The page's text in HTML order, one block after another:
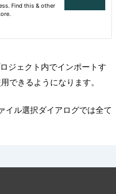
ジェクト内でインポートす
できるようになります。
イル選択ダイアログでは全て